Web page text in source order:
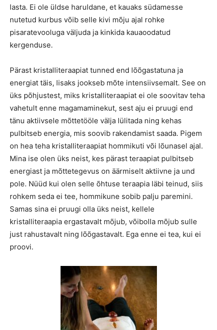
lasta. Ei ole üldse haruldane, et kauaks südamesse
nutetud kurbus võib selle kivi mõju ajal rohke
pisaratevooluga väljuda ja kinkida kauaoodatud
kergenduse.
Pärast kristalliteraapiat tunned end lõõgastatuna ja
energiat täis, lisaks jookseb mõte intensiivsemalt. See on
üks põhjustest, miks kristalliteraapiat ei ole soovitav teha
vahetult enne magamaminekut, sest aju ei pruugi end
tänu aktiivsele mõttetööle välja lülitada ning kehas
pulbitseb energia, mis soovib rakendamist saada. Pigem
on hea teha kristalliteraapiat hommikuti või lõunasel ajal.
Mina ise olen üks neist, kes pärast teraapiat pulbitseb
energiast ja mõttetegevus on äärmiselt aktiivne ja und
pole. Nüüd kui olen selle õhtuse teraapia läbi teinud, siis
rohkem seda ei tee, hommikune sobib palju paremini.
Samas sina ei pruugi olla üks neist, kellele
kristalliteraapia ergastavalt mõjub, võibolla mõjub sulle
just rahustavalt ning lõõgastavalt. Ega enne ei tea, kui ei
proovi.